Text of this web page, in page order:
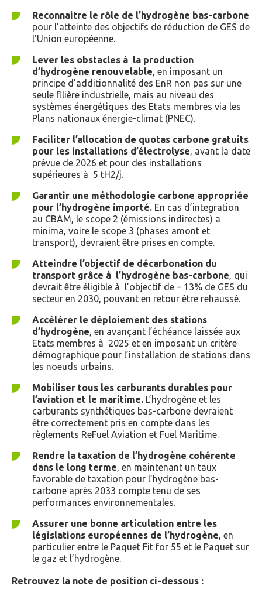
Reconnaitre le rôle de l’hydrogène bas-carbone
pour l’atteinte des objectifs de réduction de GES de
l’Union européenne.
Lever les obstacles à la production
d’hydrogène renouvelable , en imposant un
principe d’additionnalité des EnR non pas sur une
seule filière industrielle, mais au niveau des
systèmes énergétiques des Etats membres via les
Plans nationaux énergie-climat (PNEC).
Faciliter l’allocation de quotas carbone gratuits
pour les installations d’électrolyse , avant la date
prévue de 2026 et pour des installations
supérieures à 5 tH2/j.
Garantir une méthodologie carbone appropriée
pour l’hydrogène importé. En cas d’integration
au CBAM, le scope 2 (émissions indirectes) a
minima, voire le scope 3 (phases amont et
transport), devraient être prises en compte.
Atteindre l’objectif de décarbonation du
transport grâce à l’hydrogène bas-carbone , qui
devrait être éligible à l’objectif de – 13% de GES du
secteur en 2030, pouvant en retour être rehaussé.
Accélérer le déploiement des stations
d’hydrogène , en avançant l’échéance laissée aux
Etats membres à 2025 et en imposant un critère
démographique pour l’installation de stations dans
les noeuds urbains.
Mobiliser tous les carburants durables pour
l’aviation et le maritime. L’hydrogène et les
carburants synthétiques bas-carbone devraient
être correctement pris en compte dans les
règlements ReFuel Aviation et Fuel Maritime.
Rendre la taxation de l’hydrogène cohérente
dans le long terme , en maintenant un taux
favorable de taxation pour l’hydrogène bas-
carbone après 2033 compte tenu de ses
performances environnementales.
Assurer une bonne articulation entre les
législations européennes de l’hydrogène , en
particulier entre le Paquet Fit for 55 et le Paquet sur
le gaz et l’hydrogène.
Retrouvez la note de position ci-dessous :